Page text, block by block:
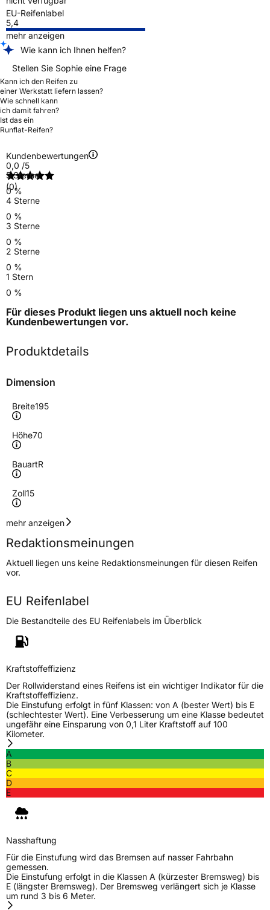
EU-Reifenlabel
5,4
mehr anzeigen
Wie kann ich Ihnen helfen?
Stellen Sie Sophie eine Frage
Kann ich den Reifen zu
einer Werkstatt liefern lassen?
Wie schnell kann
ich damit fahren?
Ist das ein
Runflat-Reifen?
Kundenbewertungen
0,0 /5
(0)
5 Sterne
0 %
4 Sterne
0 %
3 Sterne
0 %
2 Sterne
0 %
1 Stern
0 %
Für dieses Produkt liegen uns aktuell noch keine
Kundenbewertungen vor.
Produktdetails
Dimension
Breite195
Höhe70
BauartR
Zoll15
Geschwindigkeitsindex
Höchstgeschwindigkeit
170 km/h
Lastindex104/102
Höchstlast900/850 kg
Generelle Merkmale
Fahrzeugtyp
ModellnameL Strong 36
FahrzeugartTransporter
Weitere Eigenschaften
EU Label
EffizienzD
mehr anzeigen
Redaktionsmeinungen
Aktuell liegen uns keine Redaktionsmeinungen für diesen Reifen
vor.
EU Reifenlabel
Die Bestandteile des EU Reifenlabels im Überblick
Kraftstoffeffizienz
Der Rollwiderstand eines Reifens ist ein wichtiger Indikator für die
Kraftstoffeffizienz.
Die Einstufung erfolgt in fünf Klassen: von A (bester Wert) bis E
(schlechtester Wert). Eine Verbesserung um eine Klasse bedeutet
ungefähr eine Einsparung von 0,1 Liter Kraftstoff auf 100
Kilometer.
A
B
C
D
E
Nasshaftung
Für die Einstufung wird das Bremsen auf nasser Fahrbahn
gemessen.
Die Einstufung erfolgt in die Klassen A (kürzester Bremsweg) bis
E (längster Bremsweg). Der Bremsweg verlängert sich je Klasse
um rund 3 bis 6 Meter.